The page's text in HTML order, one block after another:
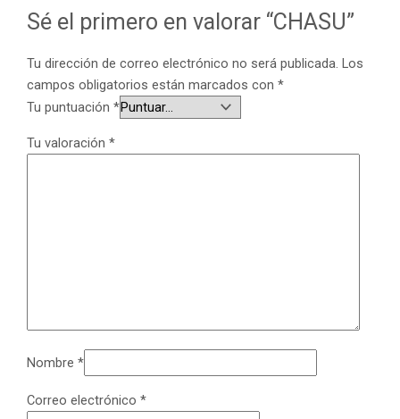
Sé el primero en valorar “CHASU”
Tu dirección de correo electrónico no será publicada. Los
campos obligatorios están marcados con *
Tu puntuación *
Tu valoración *
Nombre *
Correo electrónico *